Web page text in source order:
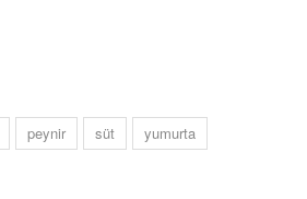
peynir süt yumurta